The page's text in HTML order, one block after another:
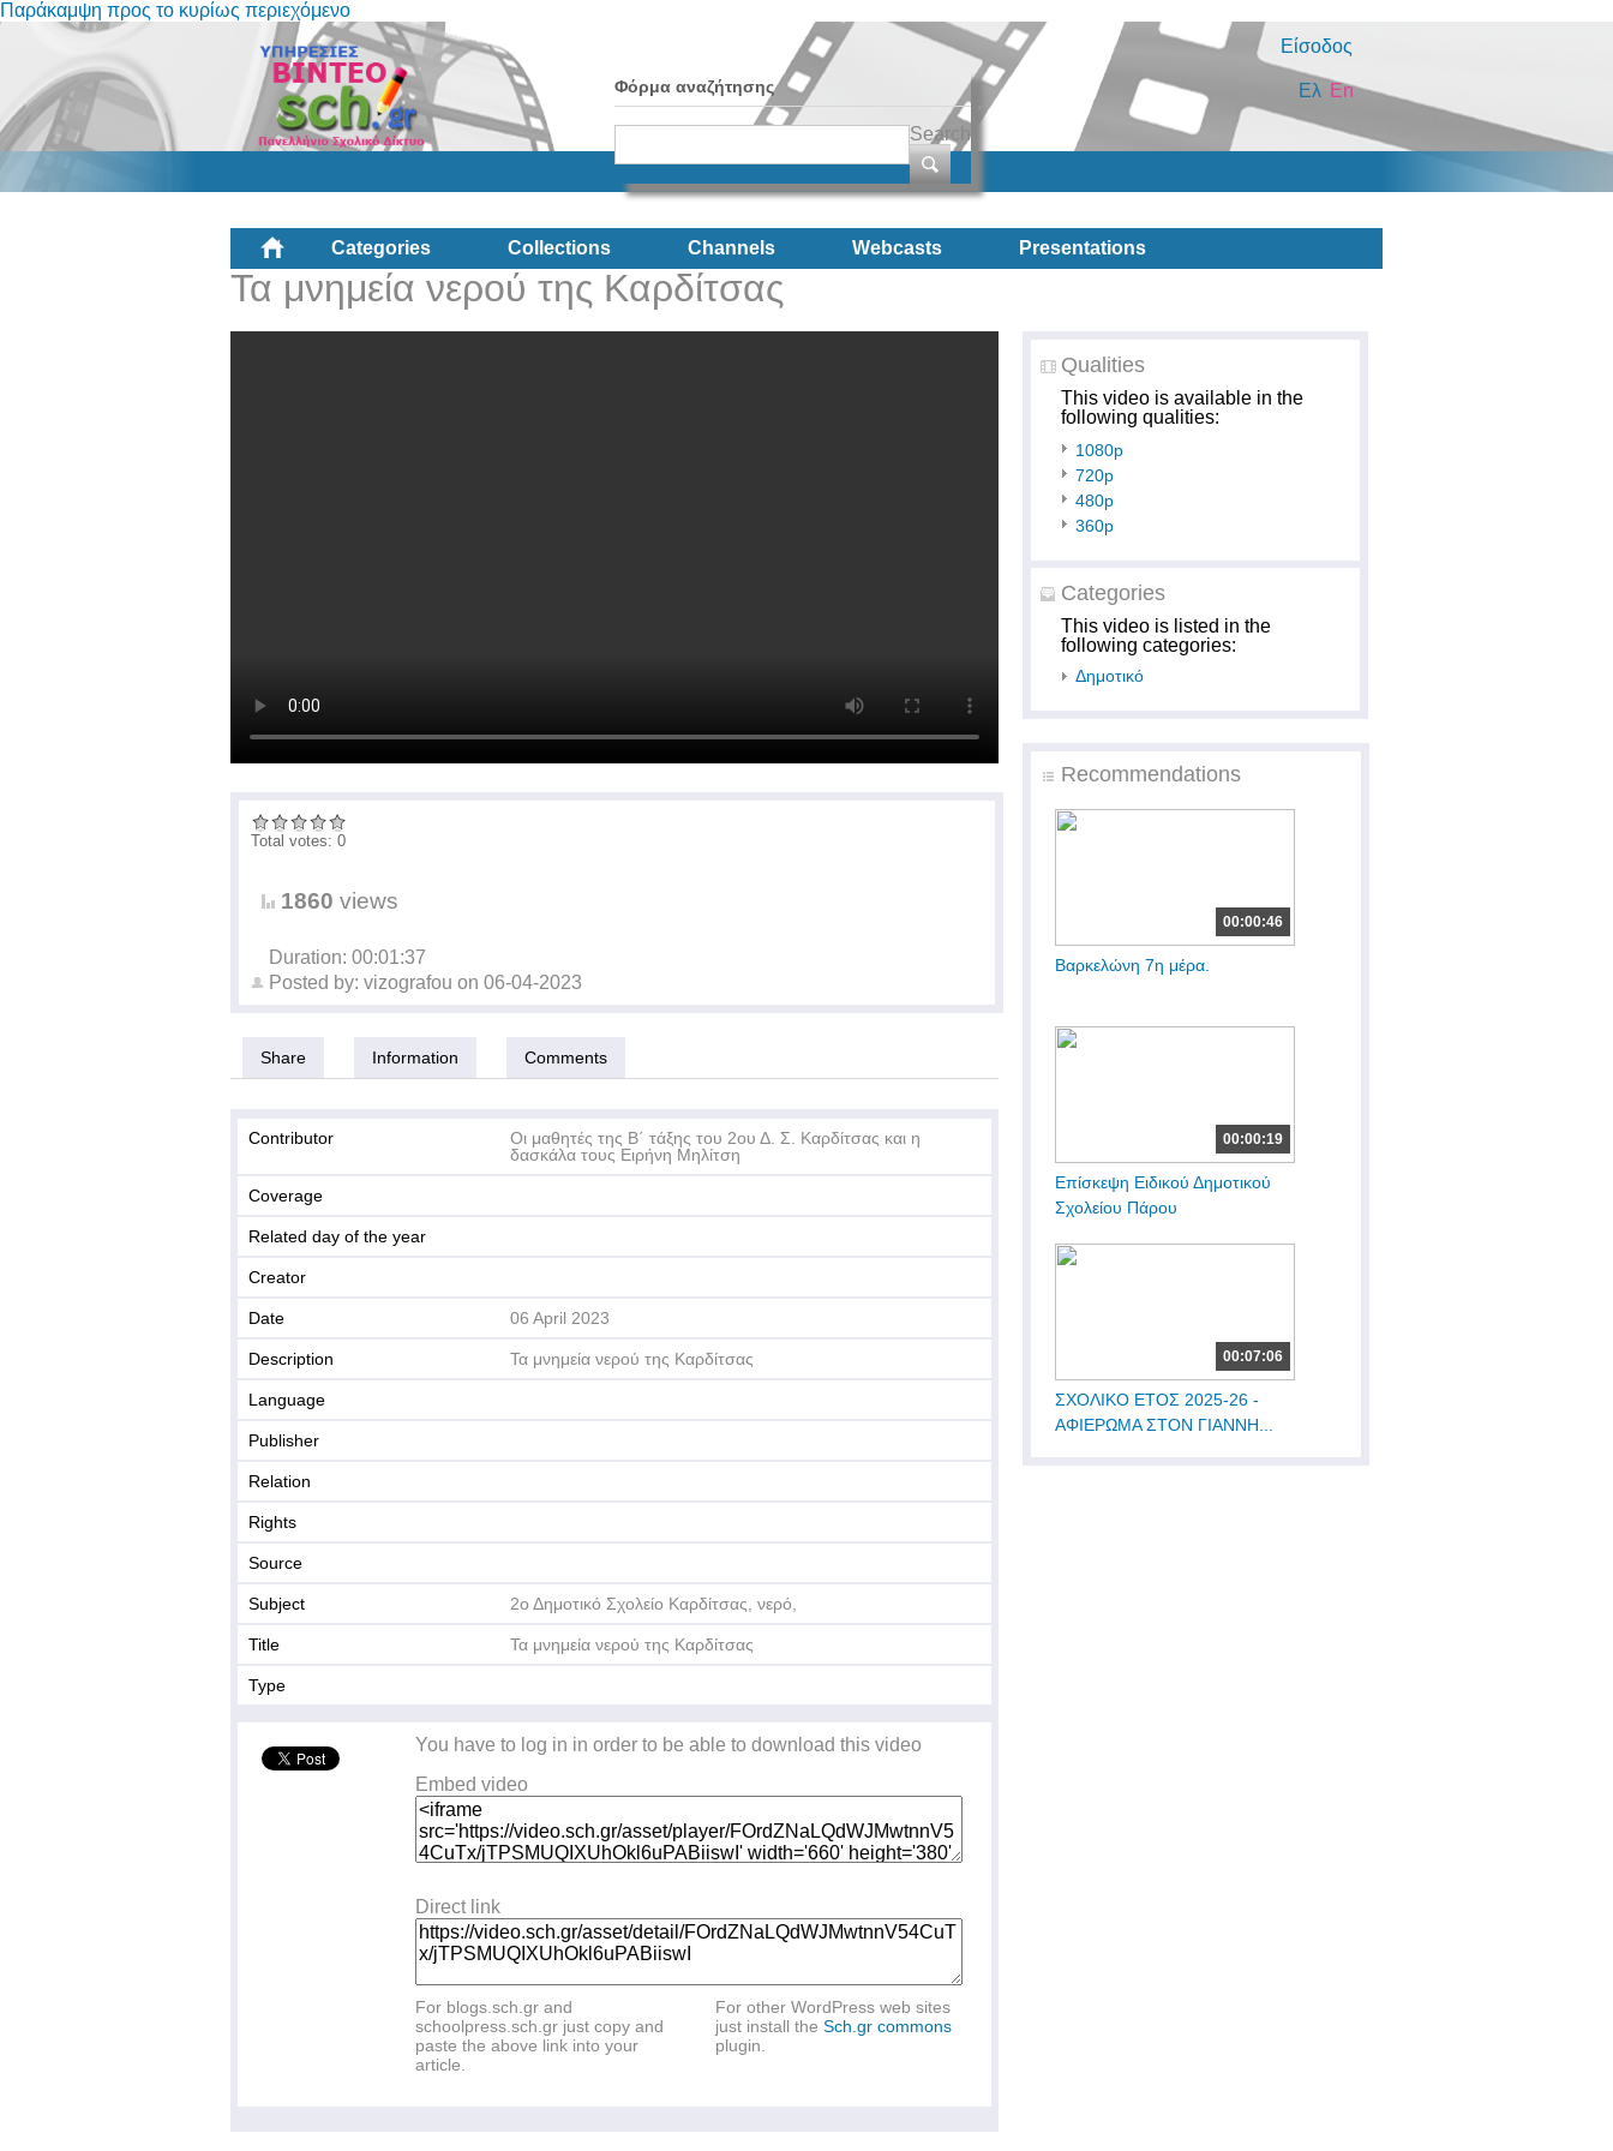
Παράκαμψη προς το κυρίως περιεχόμενο
Είσοδος
Φόρμα αναζήτησης
Search
En
Ελ
Categories Collections Channels Webcasts Presentations
Τα μνημεία νερού της Καρδίτσας
Qualities
This video is available in the
following qualities:
1080p
720p
480p
360p
Categories
This video is listed in the
following categories:
Δημοτικό
Recommendations
00:00:46
Βαρκελώνη 7η μέρα.
00:00:19
Επίσκεψη Ειδικού Δημοτικού
Σχολείου Πάρου
00:07:06
ΣΧΟΛΙΚΟ ΕΤΟΣ 2025-26 -
ΑΦΙΕΡΩΜΑ ΣΤΟΝ ΓΙΑΝΝΗ...
Total votes: 0
1860 views
Duration: 00:01:37
Posted by: vizografou on 06-04-2023
Share Information Comments
Contributor
Οι μαθητές της Β΄ τάξης του 2ου Δ. Σ. Καρδίτσας και η
δασκάλα τους Ειρήνη Μηλίτση
Coverage
Related day of the year
Creator
Date 06 April 2023
Description Τα μνημεία νερού της Καρδίτσας
Language
Publisher
Relation
Rights
Source
Subject 2ο Δημοτικό Σχολείο Καρδίτσας, νερό,
Title Τα μνημεία νερού της Καρδίτσας
Type
You have to log in in order to be able to download this video
Embed video
Direct link
For blogs.sch.gr and
schoolpress.sch.gr just copy and
paste the above link into your
article.
For other WordPress web sites
just install the Sch.gr commons
plugin.